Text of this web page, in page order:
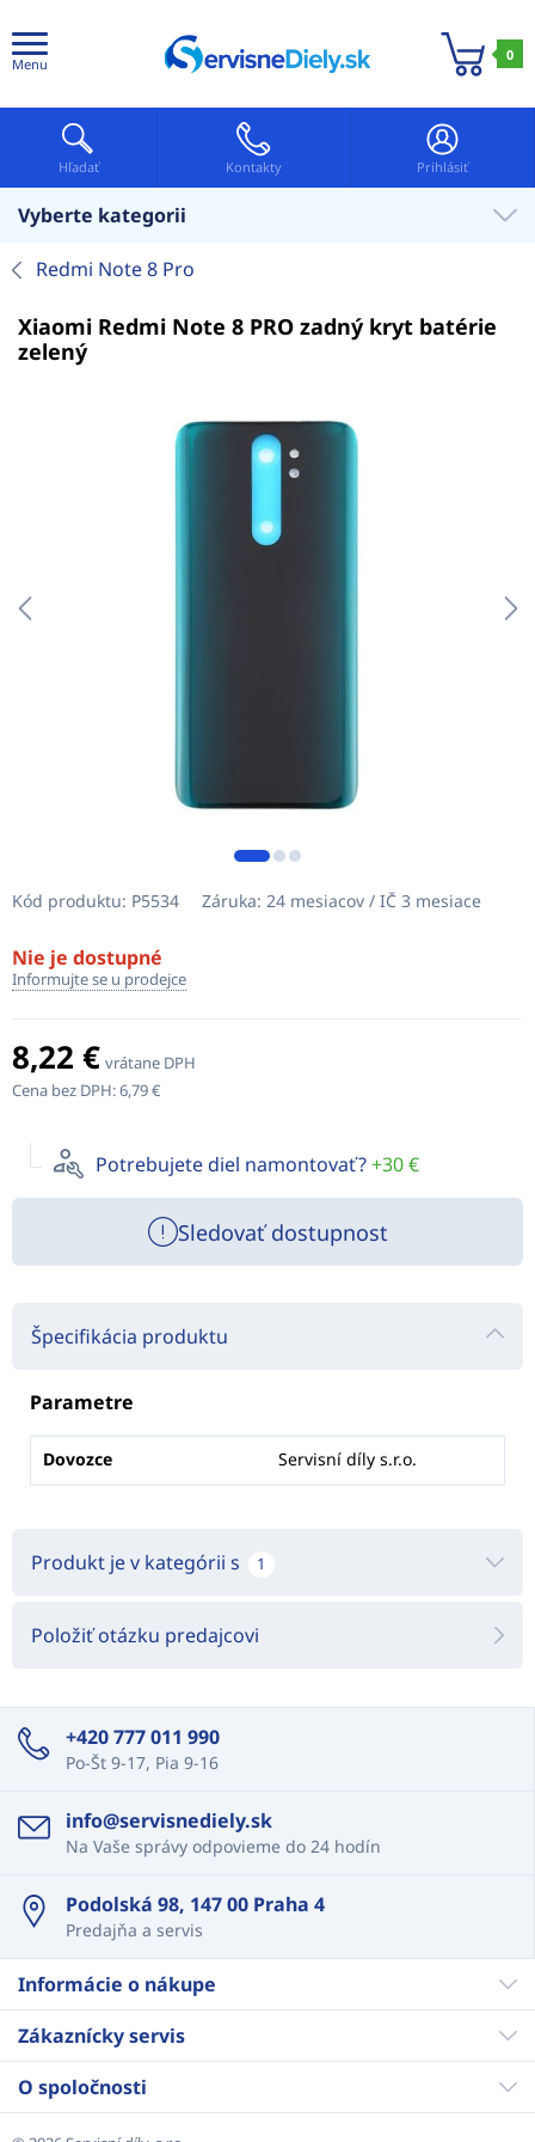
Menu
0
Hľadať Kontakty Prihlásiť
Vyberte kategorii
Redmi Note 8 Pro
Xiaomi Redmi Note 8 PRO zadný kryt batérie
zelený
Kód produktu: P5534 Záruka: 24 mesiacov / IČ 3 mesiace
Nie je dostupné
Informujte se u prodejce
8,22 € vrátane DPH
Cena bez DPH:6,79 €
Potrebujete diel namontovať?+30 €
Sledovať dostupnost
Špecifikácia produktu
Parametre
Dovozce Servisní díly s.r.o.
Produkt je v kategórii s 1
Položiť otázku predajcovi
+420 777 011 990
Po-Št 9-17, Pia 9-16
info@servisnediely.sk
Na Vaše správy odpovieme do 24 hodín
Podolská 98, 147 00 Praha 4
Predajňa a servis
Informácie o nákupe
Zákaznícky servis
O spoločnosti